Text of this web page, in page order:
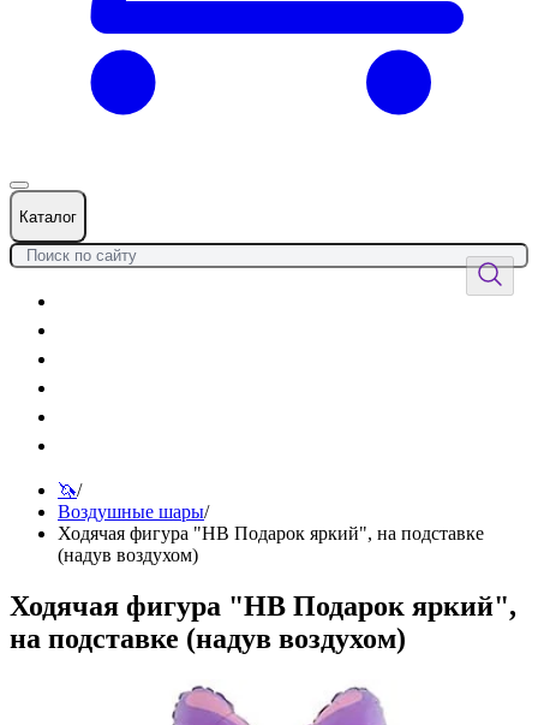
Каталог
🦄/
Воздушные шары/
Ходячая фигура "HB Подарок яркий", на подставке
(надув воздухом)
Ходячая фигура "HB Подарок яркий",
на подставке (надув воздухом)